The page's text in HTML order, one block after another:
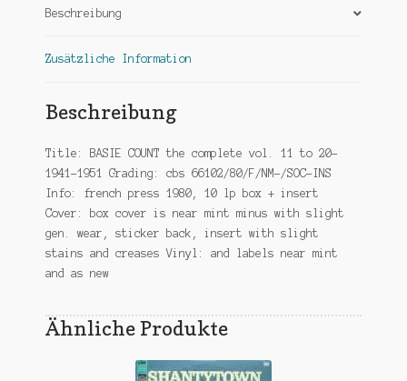
lp
Menge
Beschreibung
Zusätzliche Information
Beschreibung
Title: BASIE COUNT the complete vol. 11 to 20-
1941-1951 Grading: cbs 66102/80/F/NM-/SOC-INS
Info: french press 1980, 10 lp box + insert
Cover: box cover is near mint minus with slight
gen. wear, sticker back, insert with slight
stains and creases Vinyl: and labels near mint
and as new
Ähnliche Produkte